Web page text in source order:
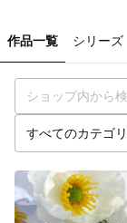
作品一覧 シリーズ